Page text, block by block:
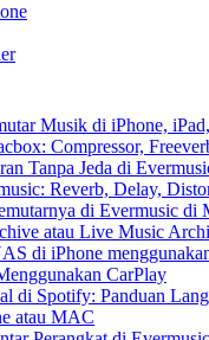
Musik di iPhone,
Compressor,
Tanpa Jeda di
Reverb, Delay,
di Evermusic di
atau Live Music
di iPhone
CarPlay
di Spotify: Panduan
atau MAC